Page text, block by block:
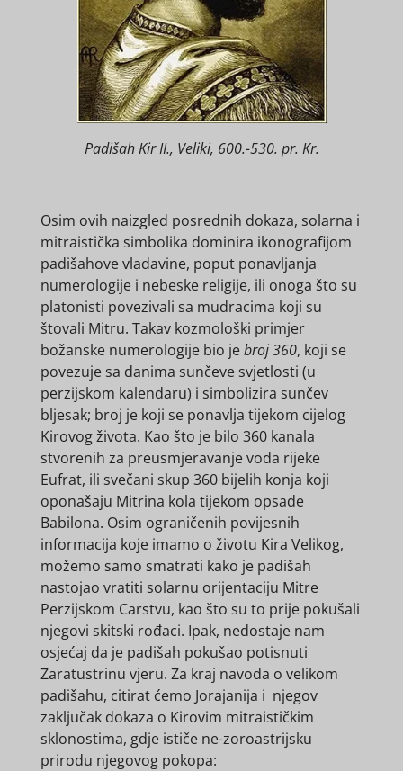
Padišah Kir II., Veliki, 600.-530. pr. Kr.
Osim ovih naizgled posrednih dokaza, solarna i
mitraistička simbolika dominira ikonografijom
padišahove vladavine, poput ponavljanja
numerologije i nebeske religije, ili onoga što su
platonisti povezivali sa mudracima koji su
štovali Mitru. Takav kozmološki primjer
božanske numerologije bio jebroj 360, koji se
povezuje sa danima sunčeve svjetlosti (u
perzijskom kalendaru) i simbolizira sunčev
bljesak; broj je koji se ponavlja tijekom cijelog
Kirovog života. Kao što je bilo 360 ​​kanala
stvorenih za preusmjeravanje voda rijeke
Eufrat, ili svečani skup 360 bijelih konja koji
oponašaju Mitrina kola tijekom opsade
Babilona. Osim ograničenih povijesnih
informacija koje imamo o životu Kira Velikog,
možemo samo smatrati kako je padišah
nastojao vratiti solarnu orijentaciju Mitre
Perzijskom Carstvu, kao što su to prije pokušali
njegovi skitski rođaci. Ipak, nedostaje nam
osjećaj da je padišah pokušao potisnuti
Zaratustrinu vjeru. Za kraj navoda o velikom
padišahu, citirat ćemo Jorajanija i njegov
zaključak dokaza o Kirovim mitraističkim
sklonostima, gdje ističe ne-zoroastrijsku
prirodu njegovog pokopa: